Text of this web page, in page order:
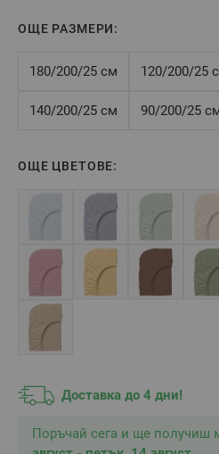
За определяне размера на
дължина, ширина и
Размер: 200/200/25 см
Състав: 100% памук
** Снимките са
разминаване в тоновете и
ОЩЕ РАЗМЕРИ:
180/200/25 см 120/200/25
140/200/25 см 90/200/25
ОЩЕ ЦВЕТОВЕ:
Доставка до 4 дни!
Поръчай сега и ще получиш